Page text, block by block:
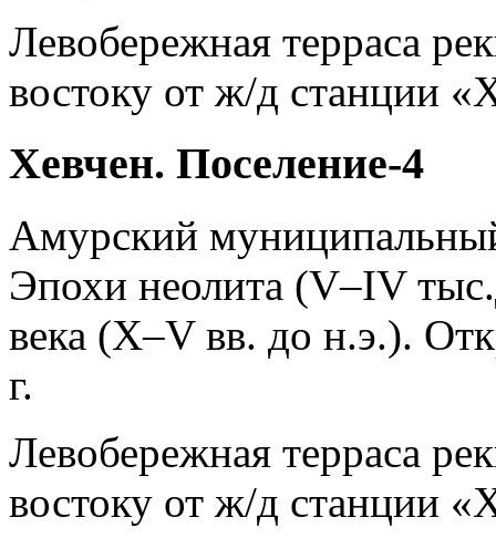
Левобережная терраса
востоку от ж/д станции
Хевчен. Поселение-4
Амурский
Эпохи неолита (V–IV
века (X–V вв. до н.э.).
г.
Левобережная терраса
востоку от ж/д станции